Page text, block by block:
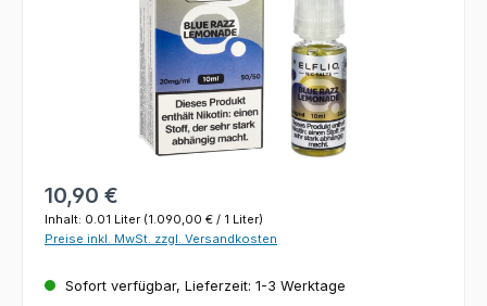
Regulärer Preis:
10,90 €
Inhalt: 0.01 Liter (1.090,00 € / 1 Liter)
Preise inkl. MwSt. zzgl. Versandkosten
Sofort verfügbar, Lieferzeit: 1-3 Werktage